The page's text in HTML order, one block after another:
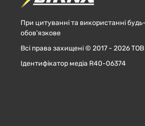
При цитуванні та використанні
обов'язкове
Всі права захищені © 2017 - 2026
Ідентифікатор медіа R40-06374